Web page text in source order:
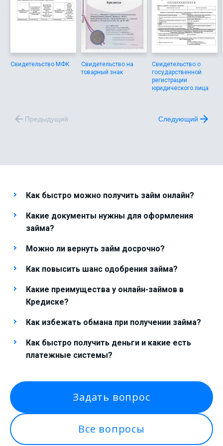
Свидетельство МФК
Свидетельство на
товарный знак
Свидетельство о
государственной
регистрации
юридического лица
Предыдущий Следующий
Как быстро можно получить займ онлайн?
Какие документы нужны для оформления
займа?
Можно ли вернуть займ досрочно?
Как повысить шанс одобрения займа?
Какие преимущества у онлайн-займов в
Кредиске?
Как избежать обмана при получении займа?
Как быстро получить деньги и какие есть
платежные системы?
Задать вопрос
Все вопросы